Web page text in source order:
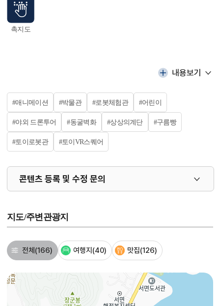
촉지도
내용보기
#애니메이션 #박물관 #로봇체험관 #어린이
#야외 드론투어 #동굴벽화 #상상의계단 #구름빵
#토이로봇관 #토이VR스퀘어
콘텐츠 등록 및 수정 문의
지도/주변관광지
전체 (166) 여행지 (40) 맛집(126)